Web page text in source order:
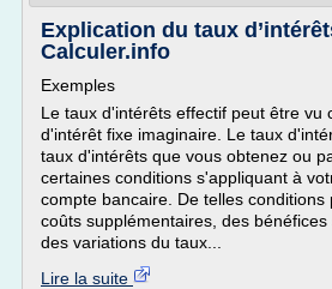
Explication du taux
Calculer.info
Exemples
Le taux d'intérêts effectif peut être vu
d'intérêt fixe imaginaire. Le taux
taux d'intérêts que vous obtenez ou
certaines conditions s'appliquant à
compte bancaire. De telles conditions
coûts supplémentaires, des
des variations du taux...
Lire la suite